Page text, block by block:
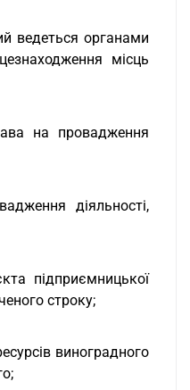
ведеться органами
місць
на провадження
діяльності,
підприємницької
строку;
виноградного